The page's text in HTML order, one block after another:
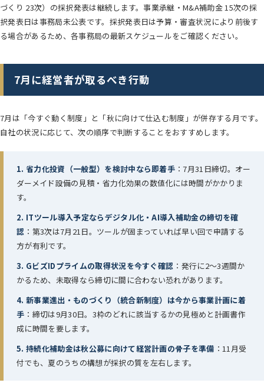
づくり 23次）の採択発表は継続します。事業承継・M&A補助金 15次の採
択発表日は事務局未公表です。採択発表日は予算・審査状況により前後す
る場合があるため、各事務局の最新スケジュールをご確認ください。
7月に経営者が取るべき行動
7月は「今すぐ動く制度」と「秋に向けて仕込む制度」が併存する月です。
自社の状況に応じて、次の順序で判断することをおすすめします。
1. 省力化投資（一般型）を検討中なら即着手 ：7月31日締切。オー
ダーメイド設備の見積・省力化効果の数値化には時間がかかりま
す。
2. ITツール導入予定ならデジタル化・AI導入補助金の締切を確
認 ：第3次は7月21日。ツールが固まっていれば早い回で申請する
方が有利です。
3. GビズIDプライムの取得状況を今すぐ確認 ：発行に2〜3週間か
かるため、未取得なら締切に間に合わない恐れがあります。
4. 新事業進出・ものづくり（統合新制度）は今から事業計画に着
手 ：締切は9月30日。3枠のどれに該当するかの見極めと計画書作
成に時間を要します。
5. 持続化補助金は秋公募に向けて経営計画の骨子を準備 ：11月受
付でも、夏のうちの構想が採択の質を左右します。